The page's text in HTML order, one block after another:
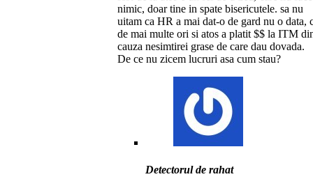
nimic, doar tine in spate bisericutele. sa nu
uitam ca HR a mai dat-o de gard nu o data,
de mai multe ori si atos a platit $$ la ITM
cauza nesimtirei grase de care dau dovada.
De ce nu zicem lucruri asa cum stau?
Detectorul de rahat